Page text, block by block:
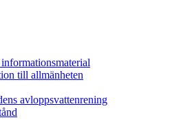
till allmänheten
avloppsvattenrening